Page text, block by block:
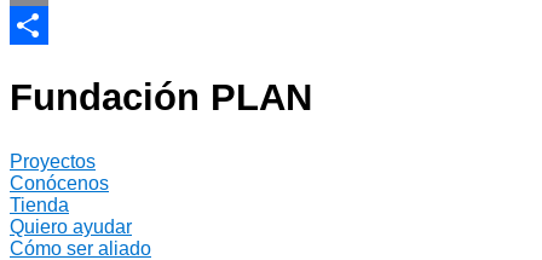
Email
Fundación PLAN
Proyectos
Conócenos
Tienda
Quiero ayudar
Cómo ser aliado